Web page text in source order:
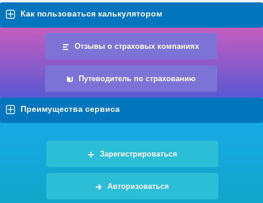
Как пользоваться калькулятором
Отзывы о страховых компаниях
Путеводитель по страхованию
Преимущества сервиса
Зарегистрироваться
Авторизоваться